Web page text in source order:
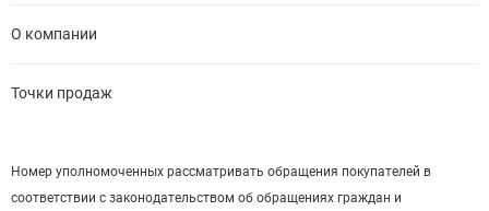
О компании
Точки продаж
Номер уполномоченных рассматривать обращения покупателей в
соответствии с законодательством об обращениях граждан и